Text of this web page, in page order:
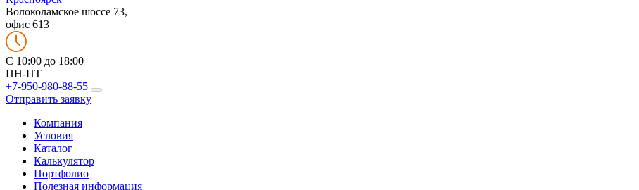
Волоколамское шоссе 73,
офис 613
C 10:00 до 18:00
ПН-ПТ
+7-950-980-88-55
Отправить заявку
Компания
Условия
Каталог
Калькулятор
Портфолио
Полезная информация